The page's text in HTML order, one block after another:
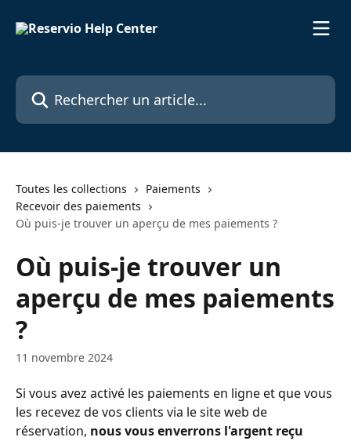
Rechercher un article...
Toutes les collections
Paiements
Recevoir des paiements
Où puis-je trouver un aperçu de mes paiements ?
Où puis-je trouver un
aperçu de mes paiements
?
11 novembre 2024
Si vous avez activé les paiements en ligne et que vous
les recevez de vos clients via le site web de
réservation, nous vous enverrons l'argent reçu